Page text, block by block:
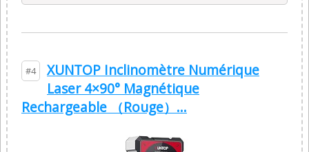
#4
XUNTOP Inclinomètre Numérique
Laser 4×90° Magnétique
Rechargeable （Rouge）...